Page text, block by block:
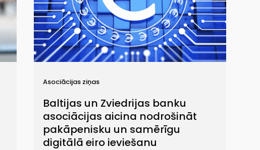
Asociācijas ziņas
Baltijas un Zviedrijas banku
asociācijas aicina nodrošināt
pakāpenisku un samērīgu
digitālā eiro ieviešanu